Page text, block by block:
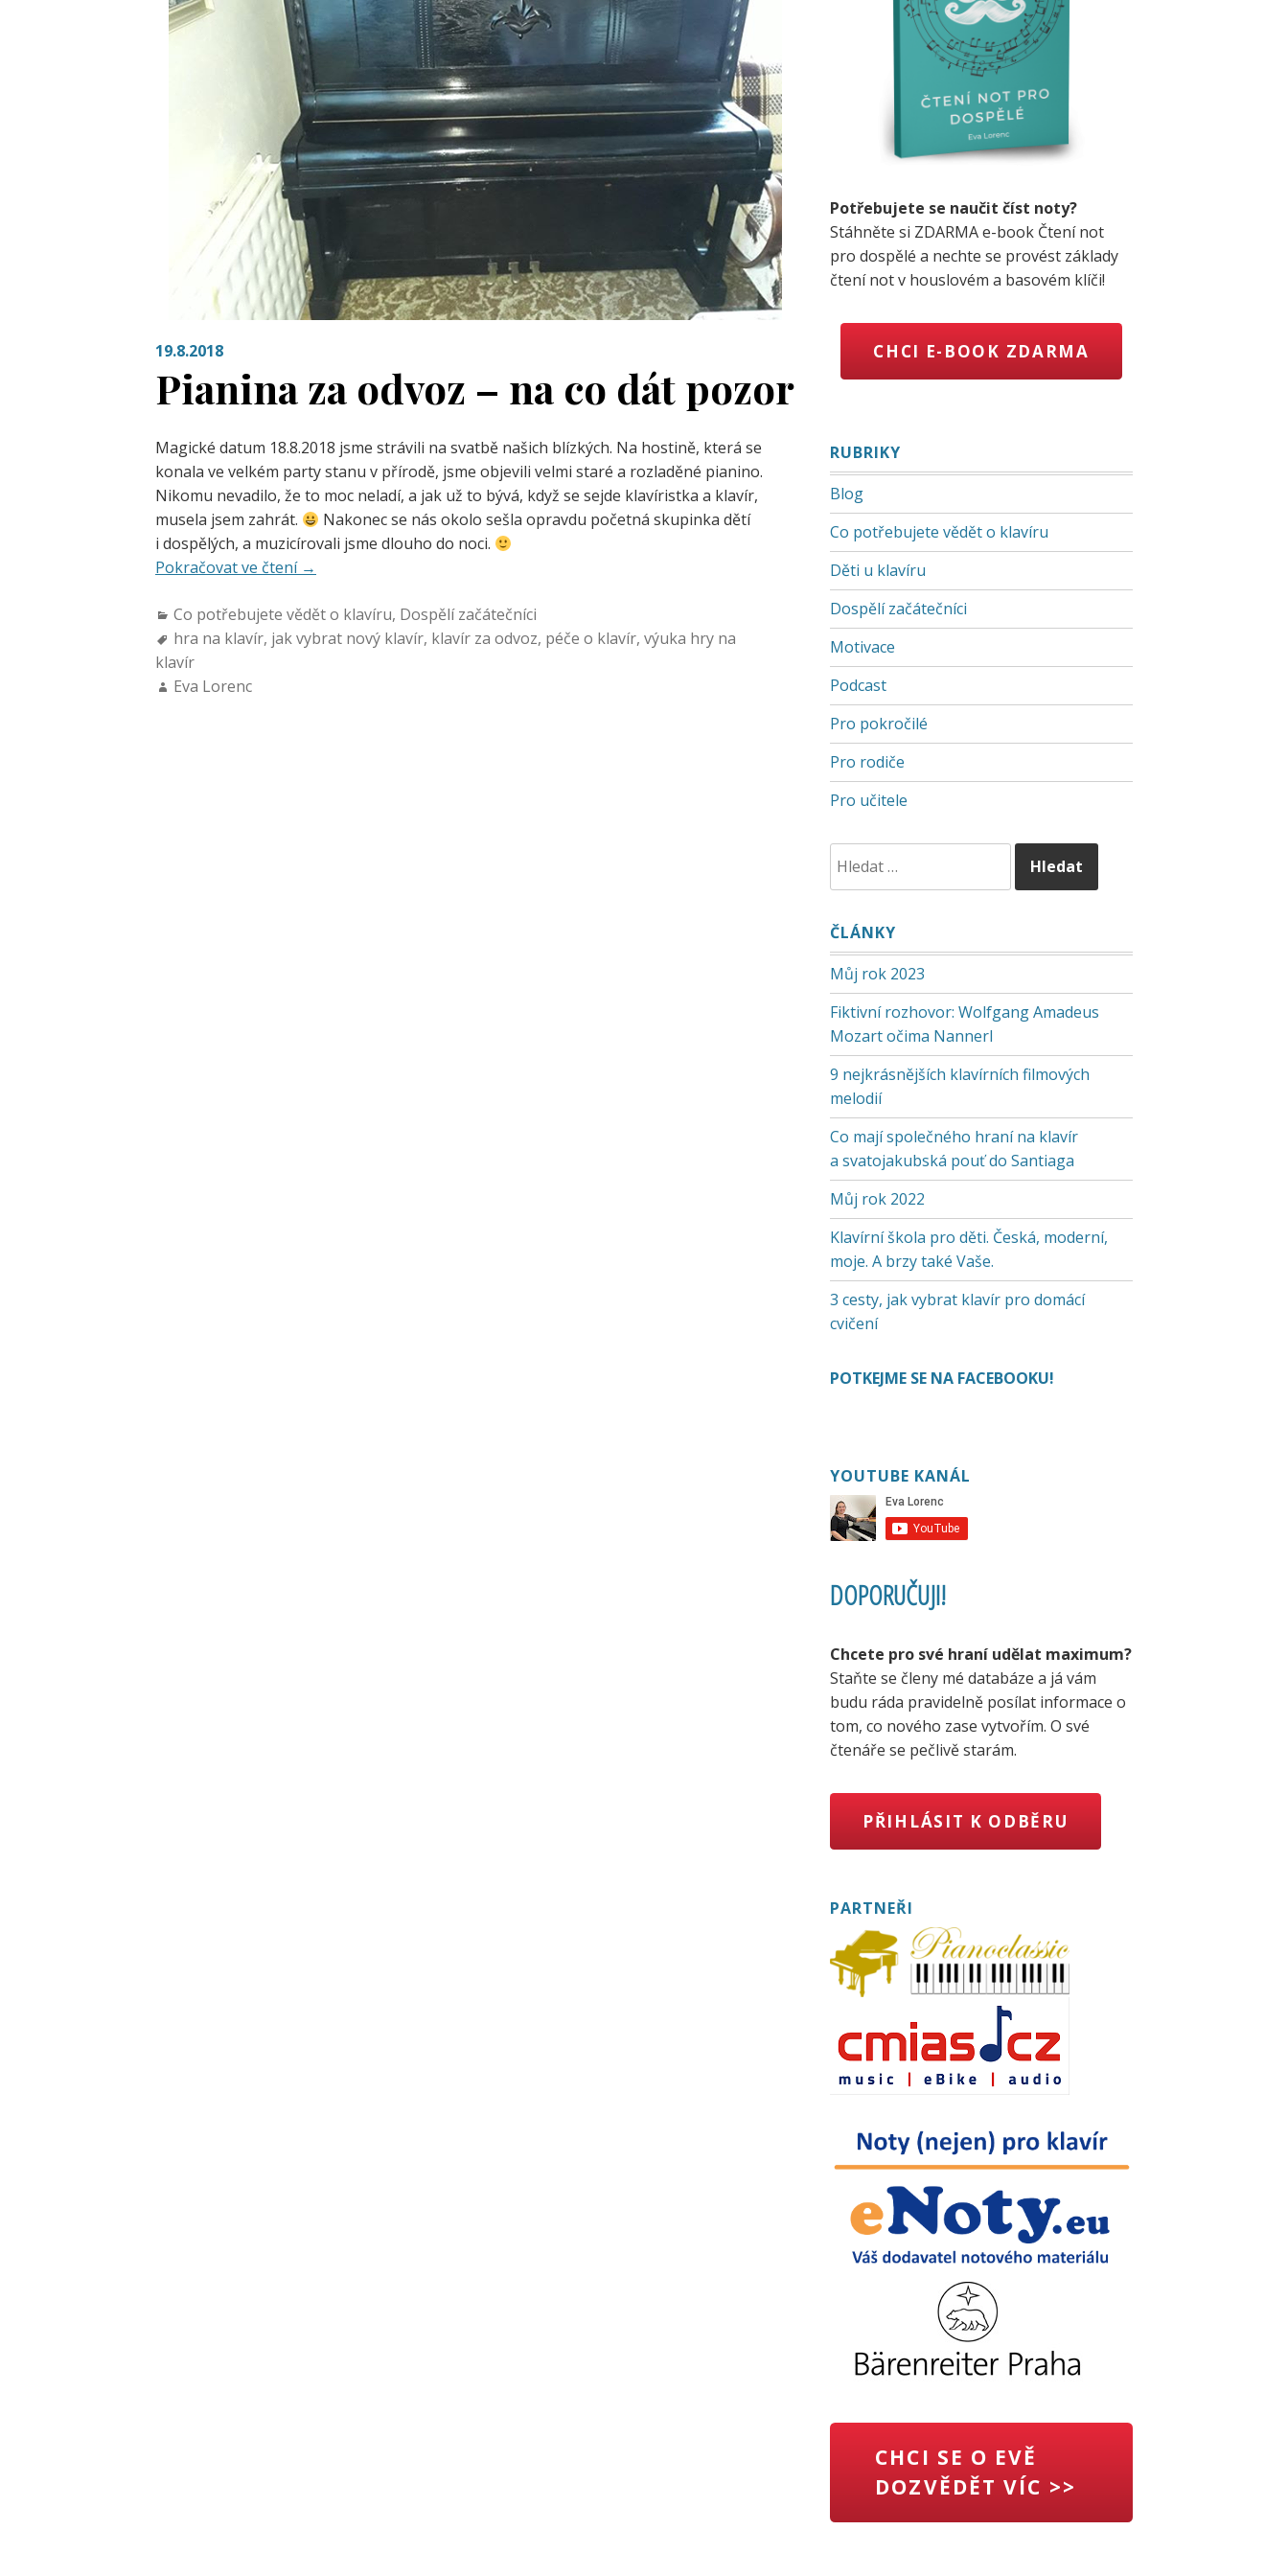
19.8.2018
Pianina za odvoz – na co dát pozor
Magické datum 18.8.2018 jsme strávili na svatbě našich blízkých. Na hostině, která se
konala ve velkém party stanu v přírodě, jsme objevili velmi staré a rozladěné pianino.
Nikomu nevadilo, že to moc neladí, a jak už to bývá, když se sejde klavíristka a klavír,
musela jsem zahrát.
Nakonec se nás okolo sešla opravdu početná skupinka dětí
i dospělých, a muzicírovali jsme dlouho do noci.
Pokračovat ve čtení →
Co potřebujete vědět o klavíru, Dospělí začátečníci
hra na klavír, jak vybrat nový klavír, klavír za odvoz, péče o klavír, výuka hry na
klavír
Eva Lorenc
Potřebujete se naučit číst noty?
Stáhněte si ZDARMA e-book Čtení not
pro dospělé a nechte se provést základy
čtení not v houslovém a basovém klíči!
CHCI E-BOOK ZDARMA
RUBRIKY
Blog
Co potřebujete vědět o klavíru
Děti u klavíru
Dospělí začátečníci
Motivace
Podcast
Pro pokročilé
Pro rodiče
Pro učitele
ČLÁNKY
Můj rok 2023
Fiktivní rozhovor: Wolfgang Amadeus
Mozart očima Nannerl
9 nejkrásnějších klavírních filmových
melodií
Co mají společného hraní na klavír
a svatojakubská pouť do Santiaga
Můj rok 2022
Klavírní škola pro děti. Česká, moderní,
moje. A brzy také Vaše.
3 cesty, jak vybrat klavír pro domácí
cvičení
POTKEJME SE NA FACEBOOKU!
YOUTUBE KANÁL
DOPORUČUJI!
Chcete pro své hraní udělat maximum?
Staňte se členy mé databáze a já vám
budu ráda pravidelně posílat informace o
tom, co nového zase vytvořím. O své
čtenáře se pečlivě starám.
PŘIHLÁSIT K ODBĚRU
PARTNEŘI
CHCI SE O EVĚ
DOZVĚDĚT VÍC >>